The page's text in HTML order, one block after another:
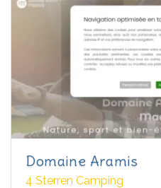
Domaine Aramis
4 Sterren Camping